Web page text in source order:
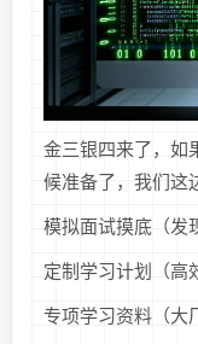
金三银四来了，如
候准备了，我们这
模拟面试摸底（发
定制学习计划（高
专项学习资料（大